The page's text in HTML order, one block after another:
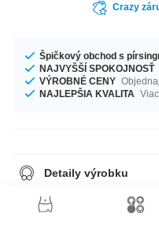
Crazy
Špičkový obchod s
NAJVYŠŠÍ SPOKOJNOSŤ
VÝROBNÉ CENY
NAJLEPŠIA KVALITA
Detaily výrobku
Black Jewelled flesh tunnel
party outfit. One of our classics!